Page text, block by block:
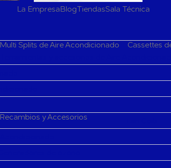
Sala Técnica
Tiendas
Blog
La Empresa
Multi Splits de Aire Acondicionado
Cassettes
Recambios y Accesorios